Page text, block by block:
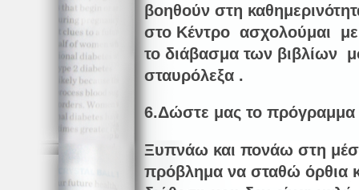
βοηθούν στη
στο Κέντρο ασχολούμαι
το διάβασμα των βιβλίων
σταυρόλεξα .
6.Δώστε μας το πρόγραμμα
Ξυπνάω και πονάω στη
πρόβλημα να σταθώ όρθια